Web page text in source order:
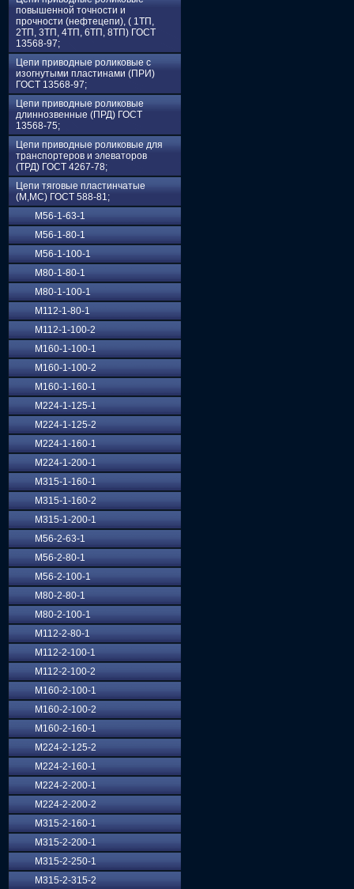
повышенной точности и
прочности (нефтецепи), ( 1ТП,
2ТП, 3ТП, 4ТП, 6ТП, 8ТП) ГОСТ
13568-97;
Цепи приводные роликовые с
изогнутыми пластинами (ПРИ)
ГОСТ 13568-97;
Цепи приводные роликовые
длиннозвенные (ПРД) ГОСТ
13568-75;
Цепи приводные роликовые для
транспортеров и элеваторов
(ТРД) ГОСТ 4267-78;
Цепи тяговые пластинчатые
(М,МС) ГОСТ 588-81;
М56-1-63-1
М56-1-80-1
М56-1-100-1
М80-1-80-1
М80-1-100-1
М112-1-80-1
М112-1-100-2
М160-1-100-1
М160-1-100-2
М160-1-160-1
М224-1-125-1
М224-1-125-2
М224-1-160-1
М224-1-200-1
М315-1-160-1
М315-1-160-2
М315-1-200-1
М56-2-63-1
М56-2-80-1
М56-2-100-1
М80-2-80-1
М80-2-100-1
М112-2-80-1
М112-2-100-1
М112-2-100-2
М160-2-100-1
М160-2-100-2
М160-2-160-1
М224-2-125-2
М224-2-160-1
М224-2-200-1
М224-2-200-2
М315-2-160-1
М315-2-200-1
М315-2-250-1
М315-2-315-2